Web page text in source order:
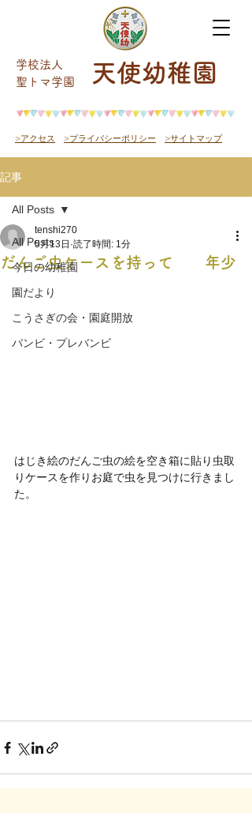
天使幼稚園
学校法人
​聖トマ学園
>アクセス >プライバシーポリシー >サイトマップ
記事
All Posts
今日の幼稚園
園だより
こうさぎの会・園庭開放
バンビ・プレバンビ
All Posts
だんご虫ケースを持って 年少
tenshi270
5月13日 読了時間: 1分
はじき絵のだんご虫の絵を空き箱に貼り虫取
りケースを作りお庭で虫を見つけに行きまし
た。